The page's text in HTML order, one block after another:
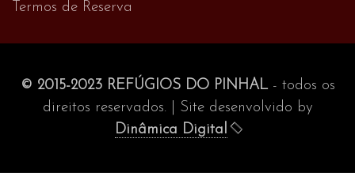
Termos de Reserva
© 2015-2023 REFÚGIOS DO PINHAL- todos os
direitos reservados. | Site desenvolvido by
Dinâmica Digital